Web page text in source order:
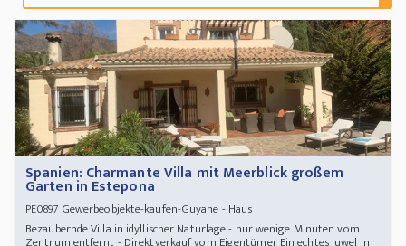
Spanien: Charmante Villa mit Meerblick großem
Garten in Estepona
PE0897 Gewerbeobjekte-kaufen-Guyane - Haus
Bezaubernde Villa in idyllischer Naturlage - nur wenige Minuten vom